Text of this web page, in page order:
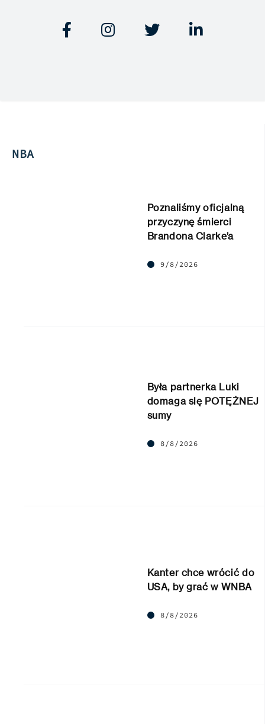
   
NBA
Poznaliśmy oficjalną
przyczynę śmierci
Brandona Clarke’a
9/8/2026
Była partnerka Luki
domaga się POTĘŻNEJ
sumy
8/8/2026
Kanter chce wrócić do
USA, by grać w WNBA
8/8/2026